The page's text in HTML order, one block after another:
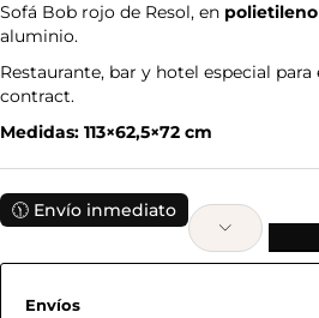
Sofá Bob rojo de Resol, en polietileno
aluminio.
Restaurante, bar y hotel especial
contract.
Medidas: 113×62,5×72 cm
🕦 Envío inmediato
Envíos